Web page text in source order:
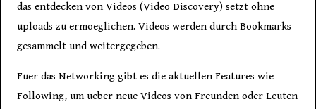
das entdecken von Videos (Video Discovery) setzt ohne
uploads zu ermoeglichen. Videos werden durch Bookmarks
gesammelt und weitergegeben.
Fuer das Networking gibt es die aktuellen Features wie
Following, um ueber neue Videos von Freunden oder Leuten